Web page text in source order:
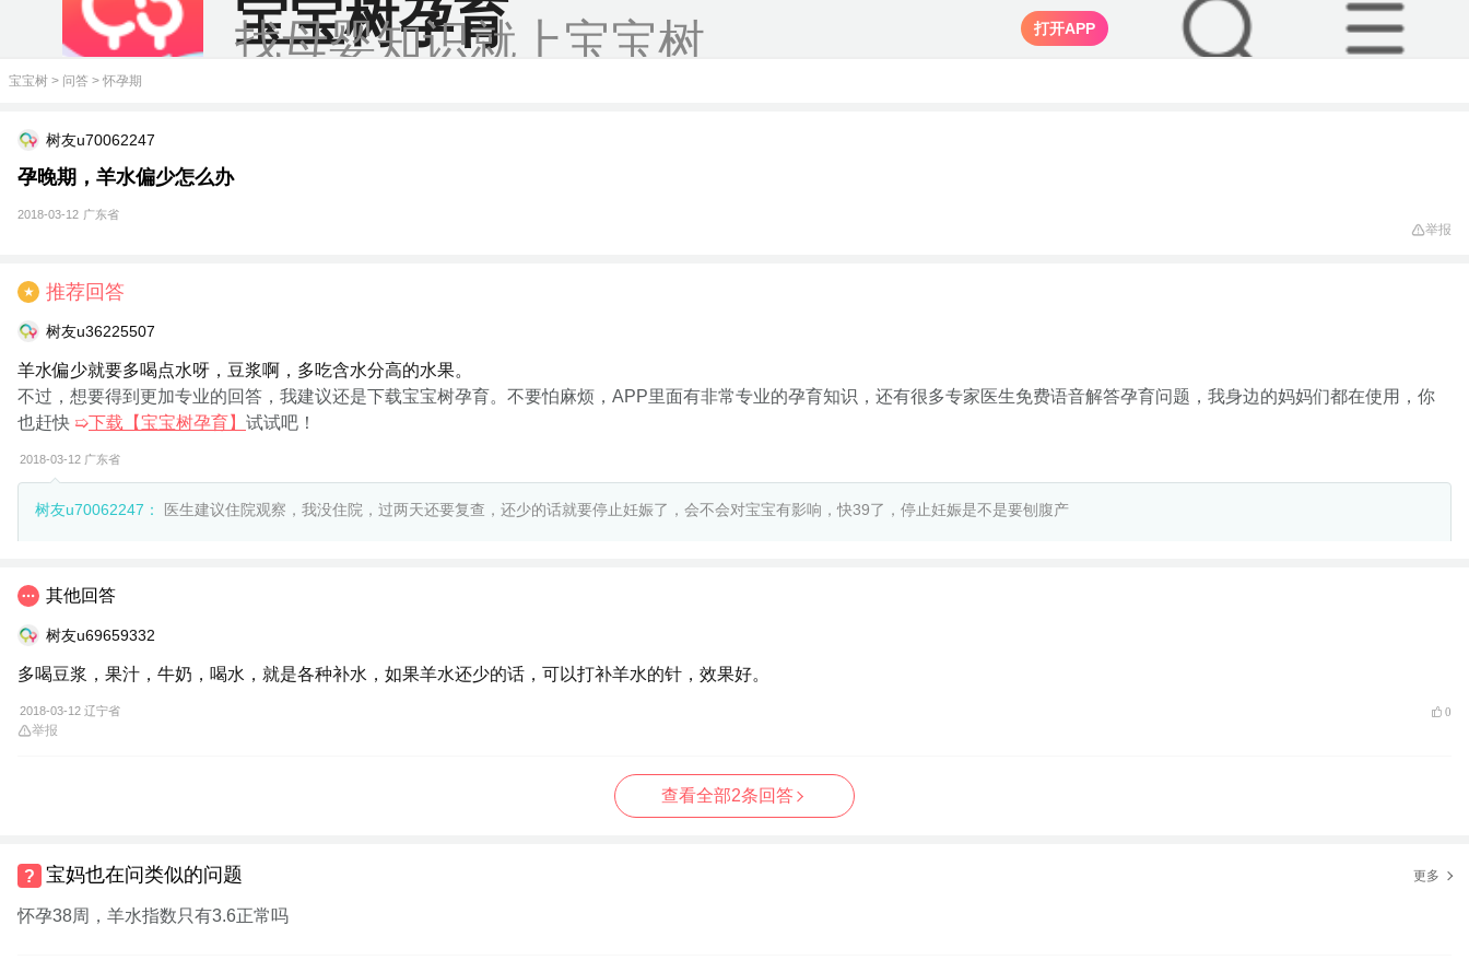
宝宝树孕育
找母婴知识就上宝宝树 打开APP
宝宝树 > 问答 > 怀孕期
树友u70062247
孕晚期，羊水偏少怎么办
2018-03-12 广东省
举报
★ 推荐回答
树友u36225507
羊水偏少就要多喝点水呀，豆浆啊，多吃含水分高的水果。
不过，想要得到更加专业的回答，我建议还是下载宝宝树孕育。不要怕麻烦，APP里面有非常专业的孕育知识，还有很多专家医生免费语音解答孕育问题，我身边的妈妈们都在使用，你
也赶快 ➯下载【宝宝树孕育】 试试吧！
2018-03-12 广东省
树友u70062247： 医生建议住院观察，我没住院，过两天还要复查，还少的话就要停止妊娠了，会不会对宝宝有影响，快39了，停止妊娠是不是要刨腹产
其他回答
树友u69659332
多喝豆浆，果汁，牛奶，喝水，就是各种补水，如果羊水还少的话，可以打补羊水的针，效果好。
2018-03-12 辽宁省 0
举报
查看全部2条回答
宝妈也在问类似的问题 更多
怀孕38周，羊水指数只有3.6正常吗